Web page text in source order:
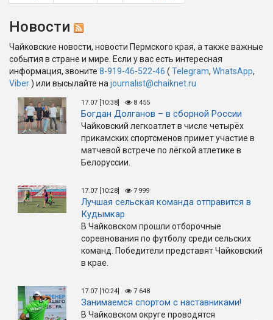
Новости
Чайковские новости, новости Пермского края, а также важные
события в стране и мире. Если у вас есть интересная
информация, звоните 8-919-46-522-46 ( Telegram, WhatsApp,
Viber) или высылайте на journalist@chaiknet.ru
17.07 [10:38] 8 455
Богдан Долганов – в сборной России
Чайковский легкоатлет в числе четырёх
прикамских спортсменов примет участие в
матчевой встрече по лёгкой атлетике в
Белоруссии.
17.07 [10:28] 7 999
Лучшая сельская команда отправится в
Кудымкар
В Чайковском прошли отборочные
соревнования по футболу среди сельских
команд. Победители представят Чайковский
в крае.
17.07 [10:24] 7 648
Занимаемся спортом с наставниками!
В Чайковском округе проводятся